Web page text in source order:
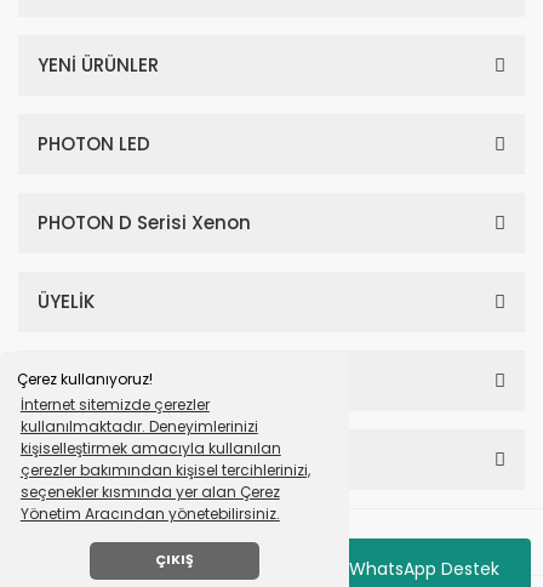
Çerez kullanıyoruz!
İnternet sitemizde çerezler
kullanılmaktadır. Deneyimlerinizi
kişiselleştirmek amacıyla kullanılan
çerezler bakımından kişisel tercihlerinizi,
seçenekler kısmında yer alan Çerez
Yönetim Aracından yönetebilirsiniz.
ÇIKIŞ WhatsApp Destek
YENİ ÜRÜNLER
PHOTON LED
PHOTON D Serisi Xenon
ÜYELİK
SAYFALAR
HESABIM
© Tüm Hakları Saklıdır. Mavera Otomotiv Photon